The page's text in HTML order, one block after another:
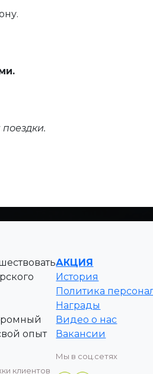
опыт
клиентов
АКЦИЯ
История
Политика
Награды
Видео о нас
Вакансии
Мы в соц.сетях